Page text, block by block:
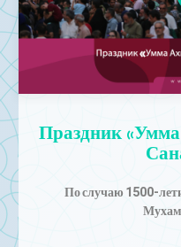
Праздник
По случаю 1500-